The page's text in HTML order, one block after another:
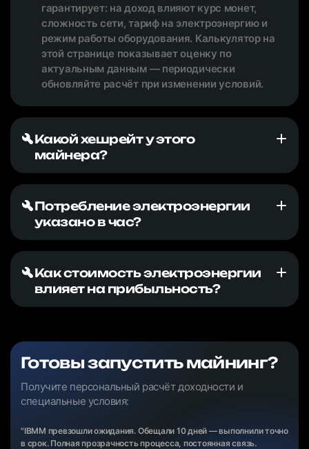
гарантирует: на доход влияют курс монет,
сложность сети, тариф на электроэнергию и
режим работы оборудования. Калькулятор на
этой странице показывает оценку по
актуальным данным — периодически
обновляйте расчёт при изменении условий.
Какой хешрейт у этого
майнера?
Потребление электроэнергии
указано в час?
Как стоимость электроэнергии
влияет на прибыльность?
Готовы запустить майнинг?
Получите персональный расчёт доходности и
специальные условия:
"IBMM превзошли ожидания. Обещали 10 дней — выполнили точно
в срок. Полная прозрачность процесса, постоянная связь.